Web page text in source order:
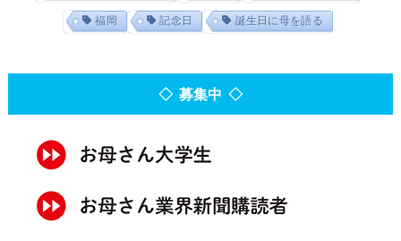
福岡 記念日 誕生日に母を語る
◇ 募集中 ◇